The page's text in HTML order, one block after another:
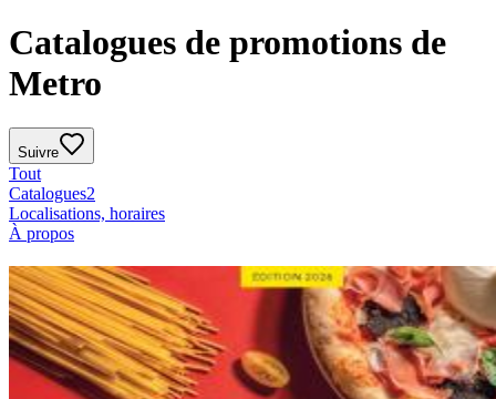
Catalogues de promotions de
Metro
Suivre
Tout
Catalogues2
Localisations, horaires
À propos